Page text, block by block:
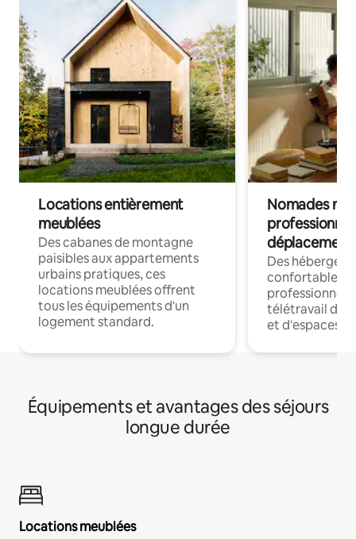
Locations entièrement
meublées
Des cabanes de montagne
paisibles aux appartements
urbains pratiques, ces
locations meublées offrent
tous les équipements d'un
logement standard.
Nomades
déplacement
Des
confortables
professionnels
télétravail
et d'espaces
Équipements et avantages des séjours
longue durée
Locations meublées